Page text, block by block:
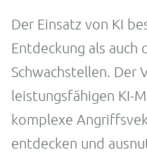
Der Einsatz von KI
Entdeckung als auch
Schwachstellen. Der
leistungsfähigen KI-
komplexe
entdecken und